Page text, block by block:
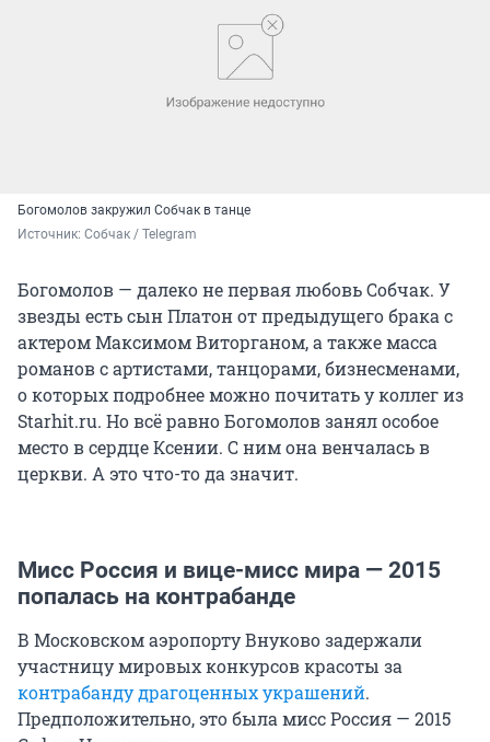
Богомолов закружил Собчак в танце
Источник: Собчак / Telegram
Богомолов — далеко не первая любовь Собчак. У
звезды есть сын Платон от предыдущего брака с
актером Максимом Виторганом, а также масса
романов с артистами, танцорами, бизнесменами,
о которых подробнее можно почитать у коллег из
Starhit.ru. Но всё равно Богомолов занял особое
место в сердце Ксении. С ним она венчалась в
церкви. А это что-то да значит.
Мисс Россия и вице-мисс мира — 2015
попалась на контрабанде
В Московском аэропорту Внуково задержали
участницу мировых конкурсов красоты за
контрабанду драгоценных украшений.
Предположительно, это была мисс Россия — 2015